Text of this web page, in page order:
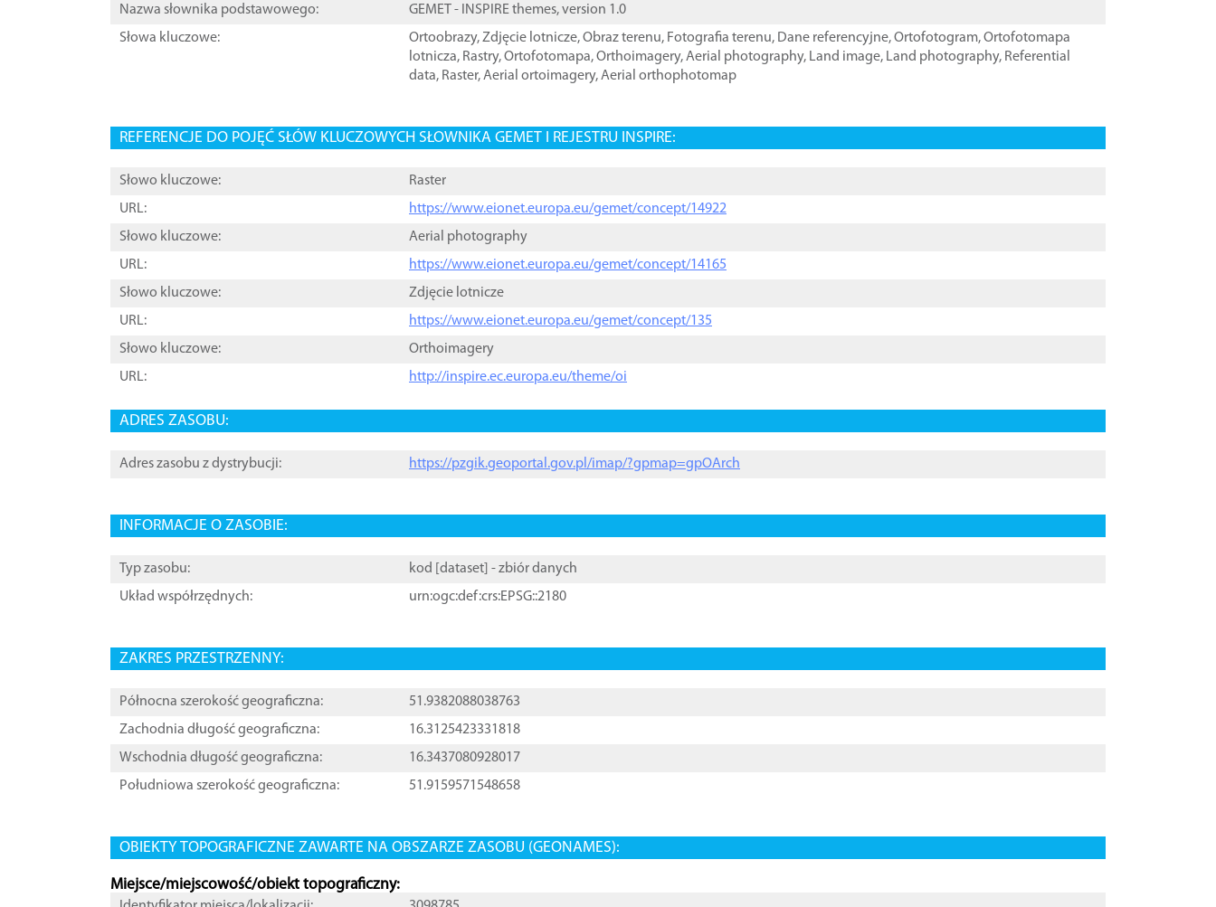
Nazwa słownika podstawowego:
GEMET - INSPIRE themes, version 1.0
Słowa kluczowe:
Ortoobrazy,Zdjęcie lotnicze,Obraz terenu, Fotografia terenu, Dane referencyjne,Ortofotogram,Ortofotomapa
lotnicza, Rastry,Ortofotomapa,Orthoimagery,Aerial photography, Land image, Land photography, Referential
data, Raster,Aerial ortoimagery,Aerial orthophotomap
REFERENCJE DO POJĘĆ SŁÓW KLUCZOWYCH SŁOWNIKA GEMET I REJESTRU INSPIRE:
Słowo kluczowe:
Raster
URL:
https://www.eionet.europa.eu/gemet/concept/14922
Słowo kluczowe:
Aerial photography
URL:
https://www.eionet.europa.eu/gemet/concept/14165
Słowo kluczowe:
Zdjęcie lotnicze
URL:
https://www.eionet.europa.eu/gemet/concept/135
Słowo kluczowe:
Orthoimagery
URL:
http://inspire.ec.europa.eu/theme/oi
ADRES ZASOBU:
Adres zasobu z dystrybucji: https://pzgik.geoportal.gov.pl/imap/?gpmap=gpOArch
INFORMACJE O ZASOBIE:
Typ zasobu: kod [ dataset ] - zbiór danych
Układ współrzędnych:
urn:ogc:def:crs:EPSG::2180
ZAKRES PRZESTRZENNY:
Północna szerokość geograficzna:
51.9382088038763
Zachodnia długość geograficzna:
16.3125423331818
Wschodnia długość geograficzna:
16.3437080928017
Południowa szerokość geograficzna:
51.9159571548658
OBIEKTY TOPOGRAFICZNE ZAWARTE NA OBSZARZE ZASOBU (GEONAMES):
Miejsce/miejscowość/obiekt topograficzny: